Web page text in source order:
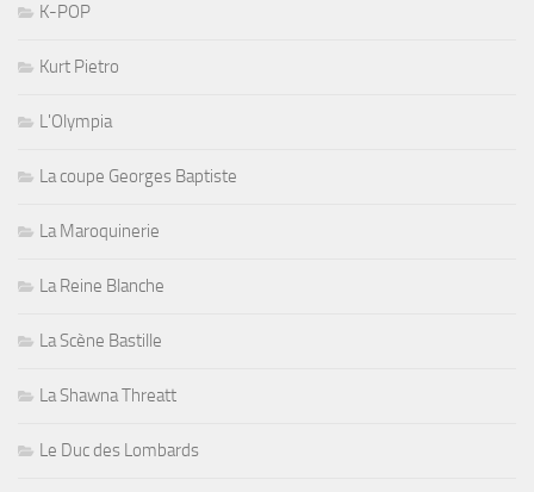
K-POP
Kurt Pietro
L'Olympia
La coupe Georges Baptiste
La Maroquinerie
La Reine Blanche
La Scène Bastille
La Shawna Threatt
Le Duc des Lombards